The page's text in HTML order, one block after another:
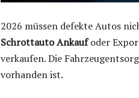
2026 müssen defekte Autos
Schrottauto Ankaufoder
verkaufen. Die
vorhanden ist.